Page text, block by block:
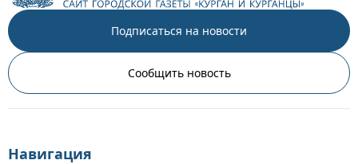
Подписаться на новости
Сообщить новость
Навигация